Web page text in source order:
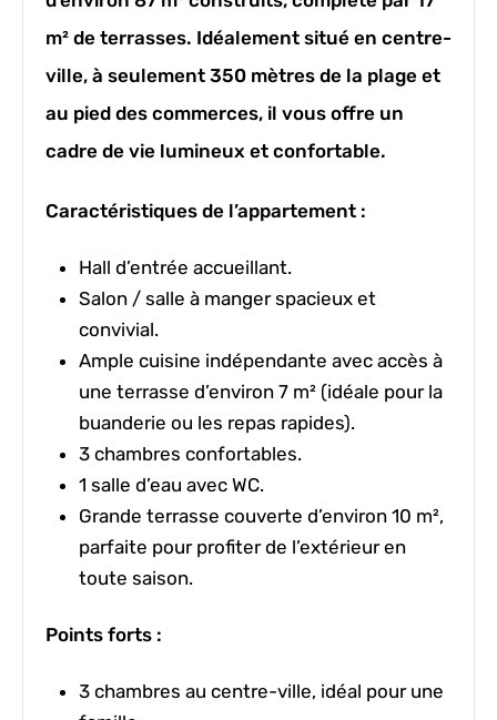
m² de terrasses. Idéalement situé en centre-
ville, à seulement 350 mètres de la plage et
au pied des commerces, il vous offre un
cadre de vie lumineux et confortable.
Caractéristiques de l’appartement :
Hall d’entrée accueillant.
Salon / salle à manger spacieux et
convivial.
Ample cuisine indépendante avec accès à
une terrasse d’environ 7 m² (idéale pour la
buanderie ou les repas rapides).
3 chambres confortables.
1 salle d’eau avec WC.
Grande terrasse couverte d’environ 10 m²,
parfaite pour profiter de l’extérieur en
toute saison.
Points forts :
3 chambres au centre-ville, idéal pour une